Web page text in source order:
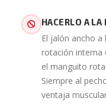
HACERLO A
El jalón ancho
rotación interna
el manguito
Siempre al
ventaja